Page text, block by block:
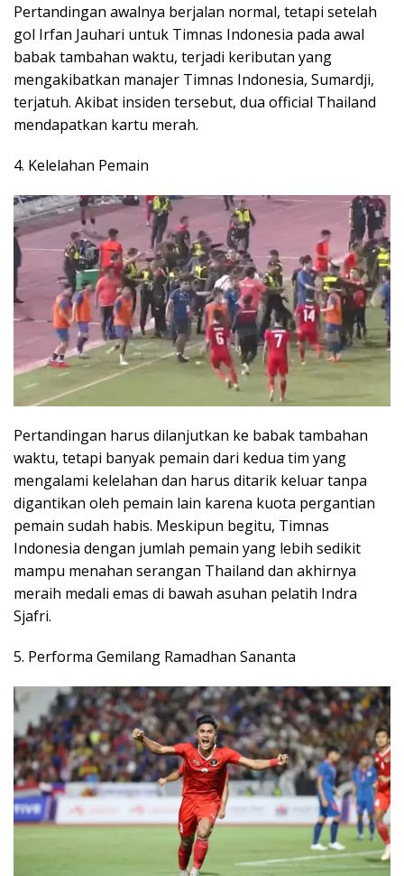
Pertandingan awalnya berjalan normal, tetapi setelah
gol Irfan Jauhari untuk Timnas Indonesia pada awal
babak tambahan waktu, terjadi keributan yang
mengakibatkan manajer Timnas Indonesia, Sumardji,
terjatuh. Akibat insiden tersebut, dua official Thailand
mendapatkan kartu merah.
4. Kelelahan Pemain
Pertandingan harus dilanjutkan ke babak tambahan
waktu, tetapi banyak pemain dari kedua tim yang
mengalami kelelahan dan harus ditarik keluar tanpa
digantikan oleh pemain lain karena kuota pergantian
pemain sudah habis. Meskipun begitu, Timnas
Indonesia dengan jumlah pemain yang lebih sedikit
mampu menahan serangan Thailand dan akhirnya
meraih medali emas di bawah asuhan pelatih Indra
Sjafri.
5. Performa Gemilang Ramadhan Sananta